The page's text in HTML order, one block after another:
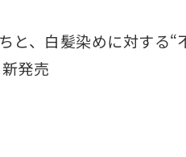
と、白髪染めに対する
発売